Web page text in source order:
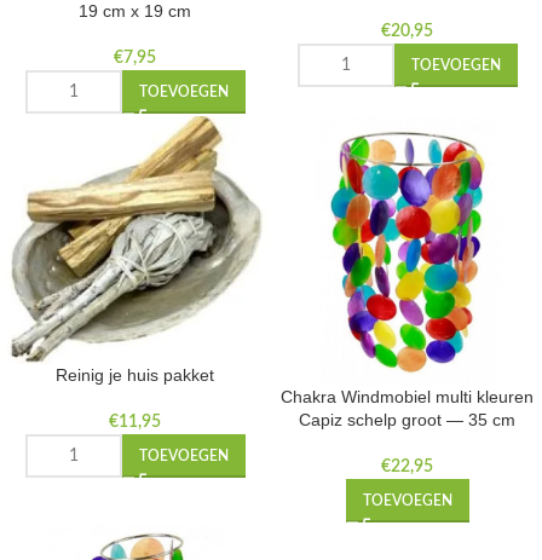
19 cm x 19 cm
€7,95
TOEVOEGEN
€20,95
TOEVOEGEN
Reinig je huis pakket
€11,95
TOEVOEGEN
Chakra Windmobiel multi kleuren
Capiz schelp groot — 35 cm
€22,95
TOEVOEGEN